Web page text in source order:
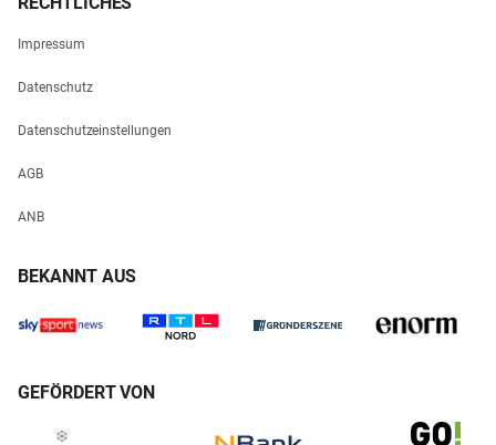
Impressum
Datenschutz
Datenschutzeinstellungen
AGB
ANB
BEKANNT AUS
GEFÖRDERT VON